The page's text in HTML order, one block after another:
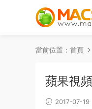
當前位置： 首頁
蘋果視
2017-07-19